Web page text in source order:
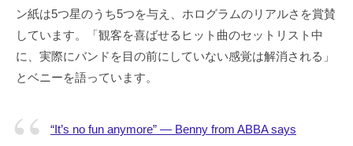
ン紙は5つ星のうち5つを与え、ホログラムのリアルさを賞賛
しています。「観客を喜ばせるヒット曲のセットリスト中
に、実際にバンドを目の前にしていない感覚は解消される」
とベニーを語っています。
“It’s no fun anymore” — Benny from ABBA says